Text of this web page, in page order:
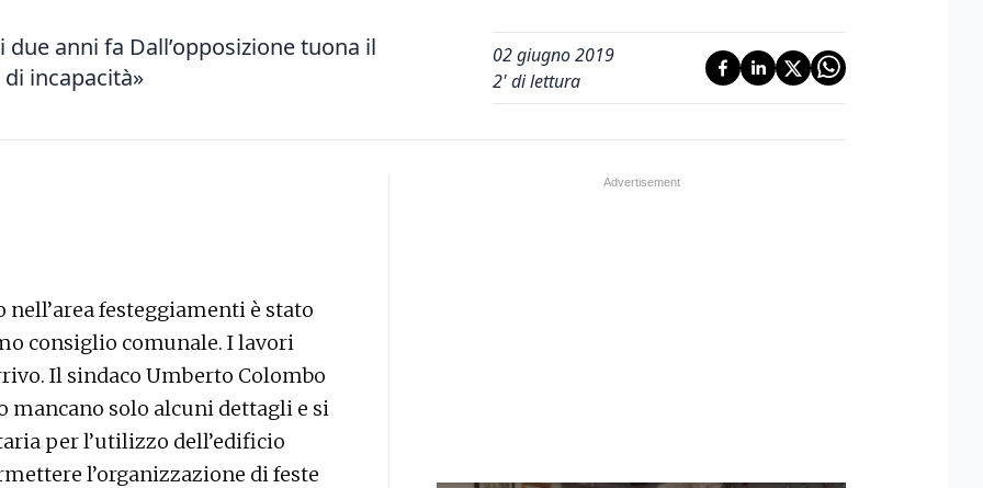
anni fa Dall’opposizione tuona il
incapacità»
02 giugno 2019
2' di lettura
festeggiamenti è stato
consiglio comunale. I lavori
Il sindaco Umberto Colombo
mancano solo alcuni dettagli e si
per l’utilizzo dell’edificio
l’organizzazione di feste